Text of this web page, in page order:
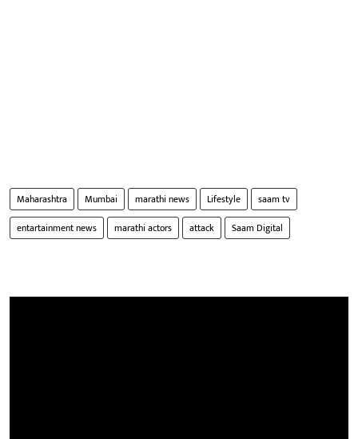
Maharashtra Mumbai marathi news Lifestyle
saam tv
entartainment news
marathi actors attack Saam Digital